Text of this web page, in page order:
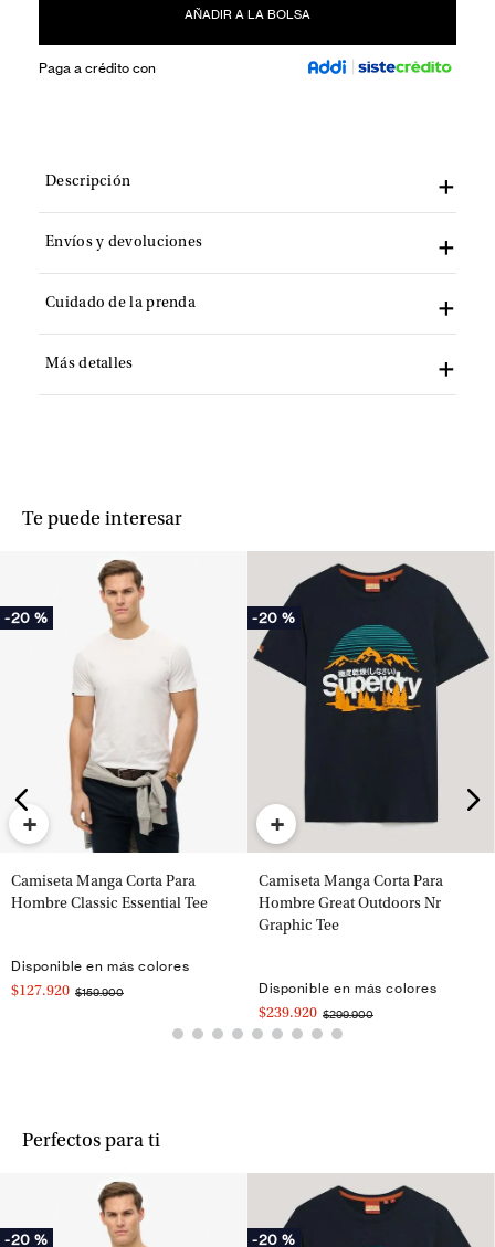
AÑADIR A LA BOLSA
Paga a crédito con
Descripción
Envíos y devoluciones
Cuidado de la prenda
Más detalles
Te puede interesar
-20 %
+
Camiseta Manga Corta Para
Hombre Classic Essential Tee
Disponible en más colores
$127.920 $159.900
-20 %
+
Camiseta Manga Corta Para
Hombre Great Outdoors Nr
Graphic Tee
Disponible en más colores
$239.920 $299.900
Perfectos para ti
-20 % -20 %